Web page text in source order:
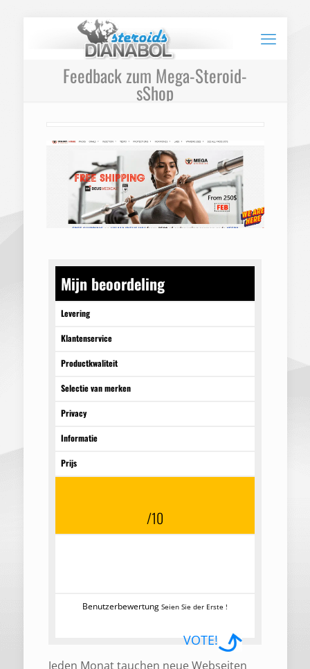
Feedback zum Mega-Steroid-
sShop
Mijn beoordeling
Levering
Klantenservice
Productkwaliteit
Selectie van merken
Privacy
Informatie
Prijs
/10
Benutzerbewertung Seien Sie der Erste !
VOTE!
Jeden Monat tauchen neue Webseiten